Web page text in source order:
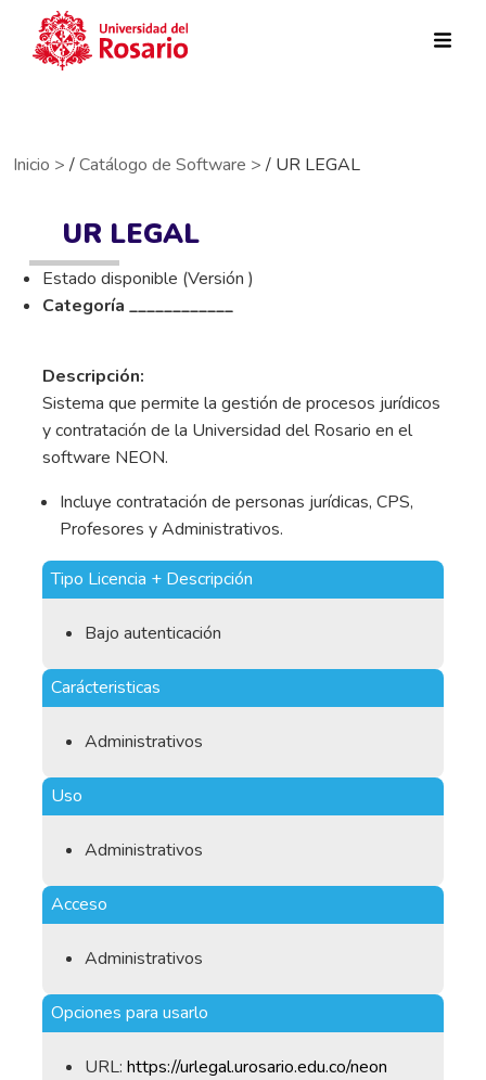
Inicio > /Catálogo de Software > / UR LEGAL
UR LEGAL
Estado disponible (Versión )
Categoría ____________
Descripción:
Sistema que permite la gestión de procesos jurídicos
y contratación de la Universidad del Rosario en el
software NEON.
Incluye contratación de personas jurídicas, CPS,
Profesores y Administrativos.
Tipo Licencia + Descripción
Bajo autenticación
Carácteristicas
Administrativos
Uso
Administrativos
Acceso
Administrativos
Opciones para usarlo
URL:https://urlegal.urosario.edu.co/neon